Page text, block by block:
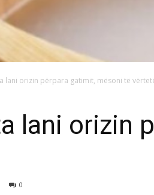
lani orizin përpara gatimit, mësoni të
lani orizin
0